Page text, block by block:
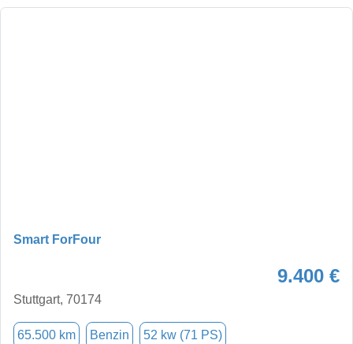
Smart ForFour
9.400 €
Stuttgart, 70174
65.500 km Benzin 52 kw (71 PS)